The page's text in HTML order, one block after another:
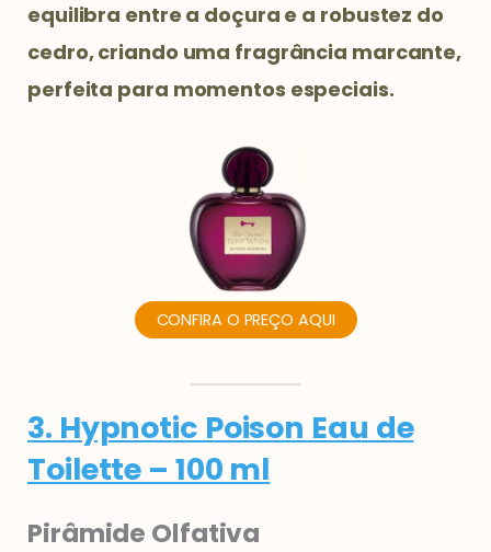
equilibra entre a doçura e a robustez do
cedro, criando uma fragrância marcante,
perfeita para momentos especiais.
CONFIRA O PREÇO AQUI
3. Hypnotic Poison Eau de
Toilette – 100 ml
Pirâmide Olfativa